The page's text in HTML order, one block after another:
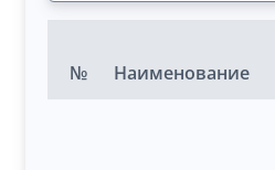
№ Наименование